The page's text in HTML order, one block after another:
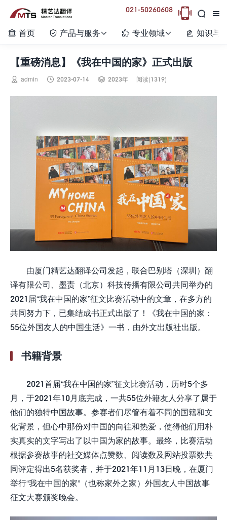


021-50260608 
 首页  产品与服务  专业领域  知识与
【重磅消息】《我在中国的家》正式出版
 admin  2023-07-14  2023年 阅读(1319)
由厦门精艺达翻译公司发起，联合巴别塔（深圳）翻
译有限公司、墨责（北京）科技传播有限公司共同举办的
2021届“我在中国的家”征文比赛活动中的文章，在多方的
共同努力下，已集结成书正式出版了！《我在中国的家：
55位外国友人的中国生活》一书，由外文出版社出版。
书籍背景
2021首届“我在中国的家”征文比赛活动，历时5个多
月，于2021年10月底完成，一共55位外籍友人分享了属于
他们的独特中国故事。参赛者们尽管有着不同的国籍和文
化背景，但心中那份对中国的向往和热爱，使得他们用朴
实真实的文字写出了以中国为家的故事。最终，比赛活动
根据参赛故事的社交媒体点赞数、阅读数及网站投票数共
同评定得出5名获奖者，并于2021年11月13日晚，在厦门
举行“我在中国的家”（也称家外之家）外国友人中国故事
征文大赛颁奖晚会。